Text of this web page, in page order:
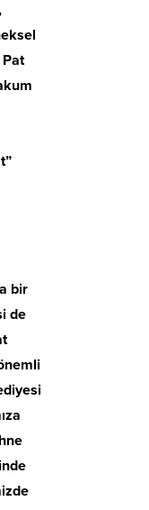
bir
de